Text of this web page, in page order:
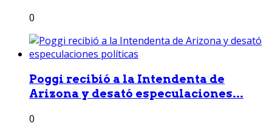
0
Poggi recibió a la Intendenta de
Arizona y desató especulaciones...
0